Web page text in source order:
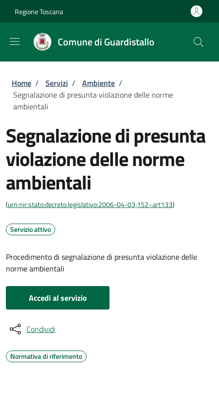
Regione Toscana
Comune di Guardistallo
Briciole di pane
Home / Servizi / Ambiente /
Segnalazione di presunta violazione delle norme
ambientali
Segnalazione di presunta
violazione delle norme
ambientali
(urn:nir:stato:decreto.legislativo:2006-04-03;152~art133)
Servizio attivo
Procedimento di segnalazione di presunta violazione delle
norme ambientali
Accedi al servizio
Condividi
Normativa di riferimento